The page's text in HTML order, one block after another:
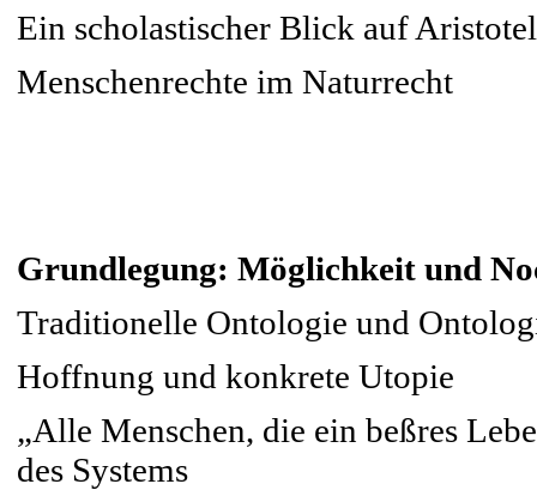
Ein scholastischer Blick auf
Menschenrechte im Naturrecht
Grundlegung: Möglichkeit und
Traditionelle Ontologie und
Hoffnung und konkrete Utopie
„Alle Menschen, die ein beßres
des Systems